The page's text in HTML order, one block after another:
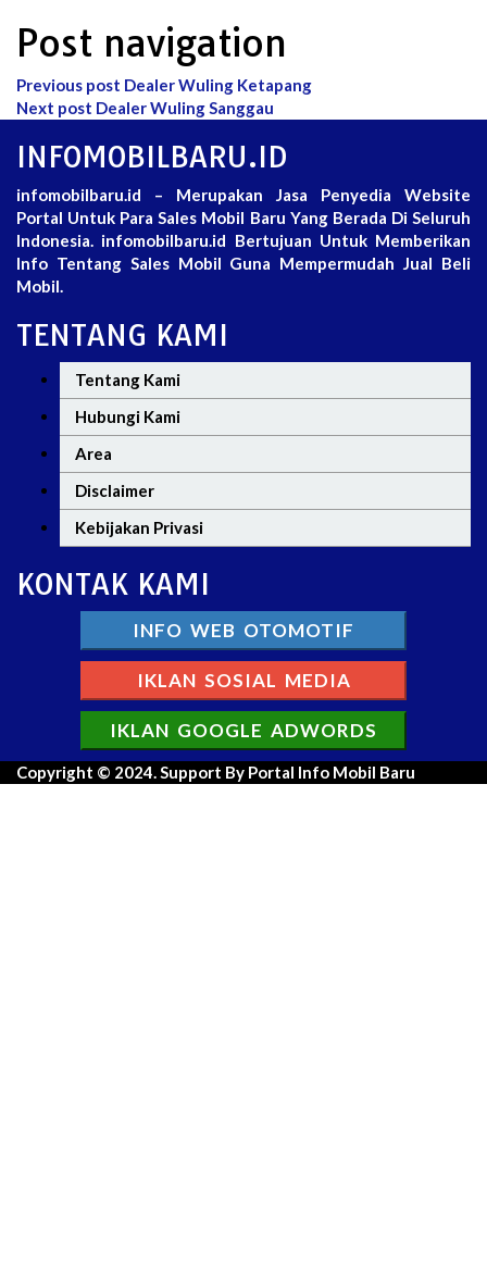
Post navigation
Previous post Dealer Wuling Ketapang
Next post Dealer Wuling Sanggau
INFOMOBILBARU.ID
infomobilbaru.id – Merupakan Jasa Penyedia Website
Portal Untuk Para Sales Mobil Baru Yang Berada Di Seluruh
Indonesia. infomobilbaru.id Bertujuan Untuk Memberikan
Info Tentang Sales Mobil Guna Mempermudah Jual Beli
Mobil.
TENTANG KAMI
Tentang Kami
Hubungi Kami
Area
Disclaimer
Kebijakan Privasi
KONTAK KAMI
INFO WEB OTOMOTIF
IKLAN SOSIAL MEDIA
IKLAN GOOGLE ADWORDS
Copyright © 2024. Support By Portal Info Mobil Baru